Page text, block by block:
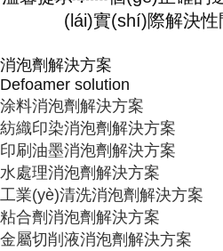
(lái)實(shí)際解決
消泡劑解決方案
Defoamer solution
涂料消泡劑解決方案
紡織印染消泡劑解決方案
印刷油墨消泡劑解決方案
水處理消泡劑解決方案
工業(yè)清洗消泡劑解決方案
粘合劑消泡劑解決方案
金屬切削液消泡劑解決方案